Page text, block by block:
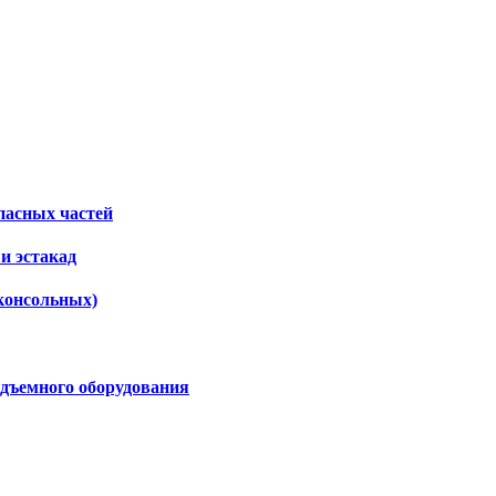
частей
эстакад
оборудования